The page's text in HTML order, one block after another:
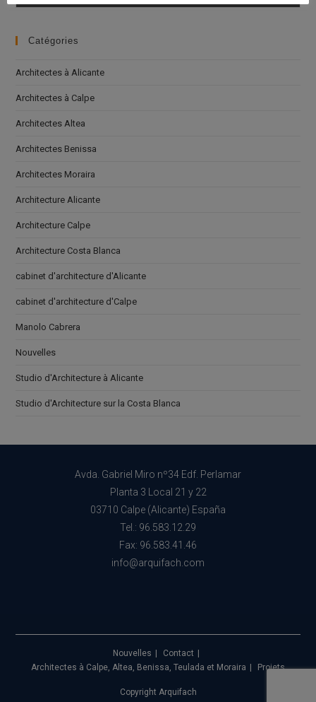
Catégories
Architectes à Alicante
Architectes à Calpe
Architectes Altea
Architectes Benissa
Architectes Moraira
Architecture Alicante
Architecture Calpe
Architecture Costa Blanca
cabinet d'architecture d'Alicante
cabinet d'architecture d'Calpe
Manolo Cabrera
Nouvelles
Studio d'Architecture à Alicante
Studio d'Architecture sur la Costa Blanca
Avda. Gabriel Miro nº34 Edf. Perlamar
Planta 3 Local 21 y 22
03710 Calpe (Alicante) España
Tel.: 96.583.12.29
Fax: 96.583.41.46
info@arquifach.com
Nouvelles
Contact
Architectes à Calpe, Altea, Benissa, Teulada et Moraira
Projets
Copyright Arquifach